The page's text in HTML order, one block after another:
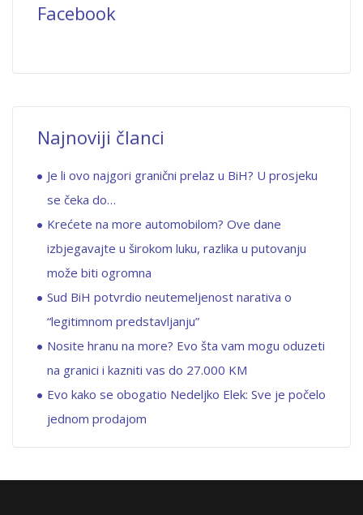
Facebook
Najnoviji članci
Je li ovo najgori granični prelaz u BiH? U prosjeku
se čeka do…
Krećete na more automobilom? Ove dane
izbjegavajte u širokom luku, razlika u putovanju
može biti ogromna
Sud BiH potvrdio neutemeljenost narativa o
“legitimnom predstavljanju”
Nosite hranu na more? Evo šta vam mogu oduzeti
na granici i kazniti vas do 27.000 KM
Evo kako se obogatio Nedeljko Elek: Sve je počelo
jednom prodajom